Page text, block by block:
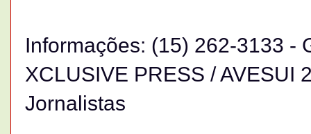
Informações: (15) 262-3133 -
XCLUSIVE PRESS / AVESUI
Jornalistas